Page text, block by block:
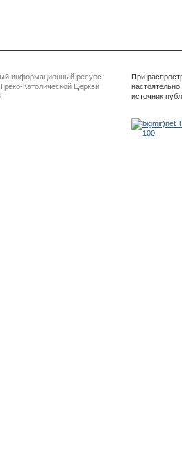
информационный ресурс
Католической Церкви
При
источник